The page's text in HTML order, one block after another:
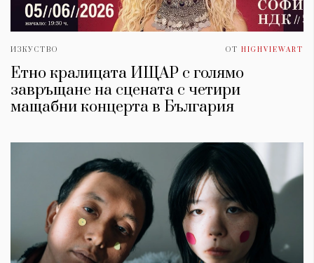
ИЗКУСТВО ОТ HIGHVIEWART
Етно кралицата ИЩАР с голямо
завръщане на сцената с четири
мащабни концерта в България